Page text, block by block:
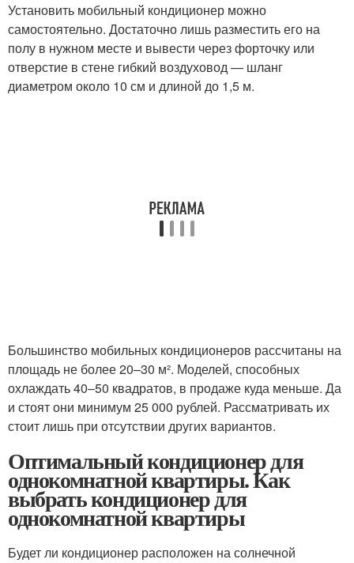
Установить мобильный кондиционер можно
самостоятельно. Достаточно лишь разместить его на
полу в нужном месте и вывести через форточку или
отверстие в стене гибкий воздуховод — шланг
диаметром около 10 см и длиной до 1,5 м.
Большинство мобильных кондиционеров рассчитаны на
площадь не более 20–30 м². Моделей, способных
охлаждать 40–50 квадратов, в продаже куда меньше. Да
и стоят они минимум 25 000 рублей. Рассматривать их
стоит лишь при отсутствии других вариантов.
Оптимальный кондиционер для
однокомнатной квартиры. Как
выбрать кондиционер для
однокомнатной квартиры
Будет ли кондиционер расположен на солнечной